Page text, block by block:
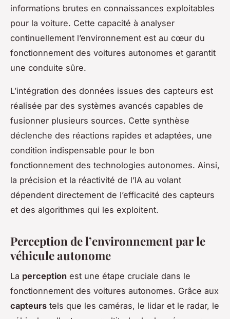
informations brutes en connaissances exploitables
pour la voiture. Cette capacité à analyser
continuellement l’environnement est au cœur du
fonctionnement des voitures autonomes et garantit
une conduite sûre.
L’intégration des données issues des capteurs est
réalisée par des systèmes avancés capables de
fusionner plusieurs sources. Cette synthèse
déclenche des réactions rapides et adaptées, une
condition indispensable pour le bon
fonctionnement des technologies autonomes. Ainsi,
la précision et la réactivité de l’IA au volant
dépendent directement de l’efficacité des capteurs
et des algorithmes qui les exploitent.
Perception de l’environnement par le
véhicule autonome
La perception est une étape cruciale dans le
fonctionnement des voitures autonomes. Grâce aux
capteurs tels que les caméras, le lidar et le radar, le